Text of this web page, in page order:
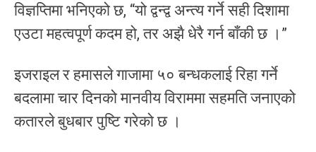
विज्ञप्तिमा भनिएको छ, “यो द्वन्द्व अन्त्य गर्ने सही दिशामा
एउटा महत्वपूर्ण कदम हो, तर अझै धेरै गर्न बाँकी छ ।”
इजराइल र हमासले गाजामा ५० बन्धकलाई रिहा गर्ने
बदलामा चार दिनको मानवीय विराममा सहमति जनाएको
कतारले बुधबार पुष्टि गरेको छ ।